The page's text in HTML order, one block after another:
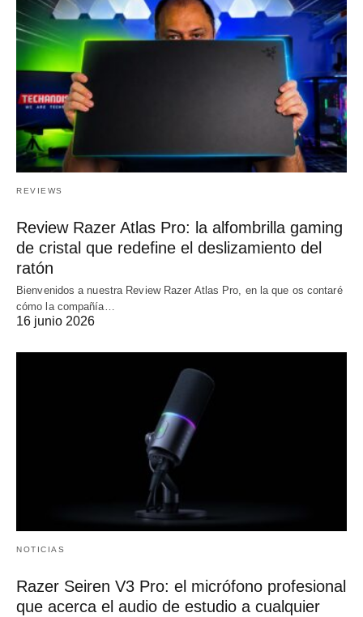
REVIEWS
Review Razer Atlas Pro: la alfombrilla gaming
de cristal que redefine el deslizamiento del
ratón
Bienvenidos a nuestra Review Razer Atlas Pro, en la que os contaré
cómo la compañía…
16 junio 2026
NOTICIAS
Razer Seiren V3 Pro: el micrófono profesional
que acerca el audio de estudio a cualquier